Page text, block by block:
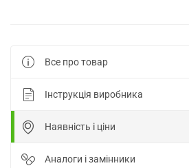
Все про товар
Інструкція виробника
Наявність і ціни
Аналоги і замінники